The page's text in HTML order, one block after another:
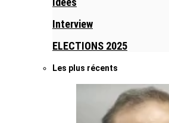
Interview
ELECTIONS 2025
Les plus récents